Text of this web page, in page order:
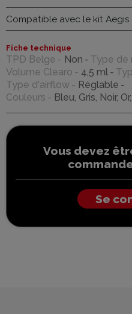
Compatible avec le kit Aegis
Fiche technique
TPD Belge Non Type de
Volume Clearo
4,5 ml
Type d'airflow
Réglable
Couleurs
Bleu, Gris, Noir,
Vous devez
Se